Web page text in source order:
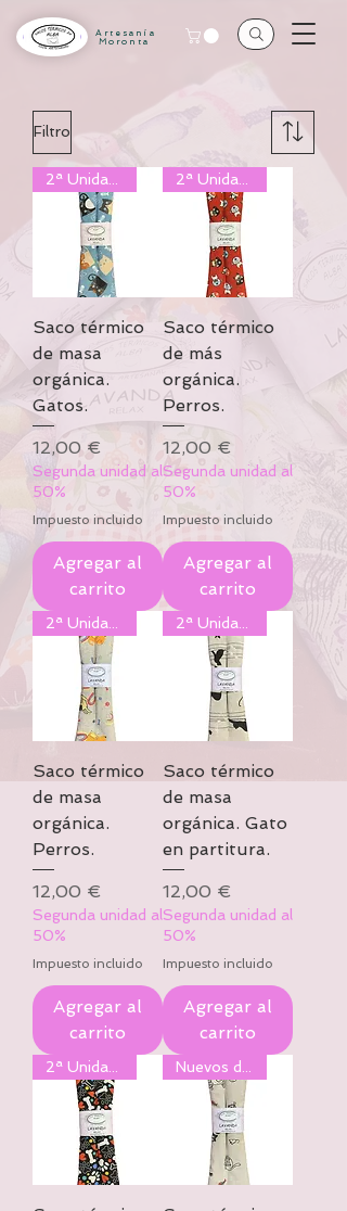
Artesanía
Moronta
Filtro
Saco térmico
de masa
orgánica.
Gatos.
Precio
12,00 €
Segunda unidad al
50%
Impuesto incluido
Agregar al
carrito
Saco térmico
de más
orgánica.
Perros.
Precio
12,00 €
Segunda unidad al
50%
Impuesto incluido
Agregar al
carrito
Saco térmico
de masa
orgánica.
Perros.
Precio
12,00 €
Segunda unidad al
50%
Impuesto incluido
Agregar al
carrito
Saco térmico
de masa
orgánica. Gato
en partitura.
Precio
12,00 €
Segunda unidad al
50%
Impuesto incluido
Agregar al
carrito